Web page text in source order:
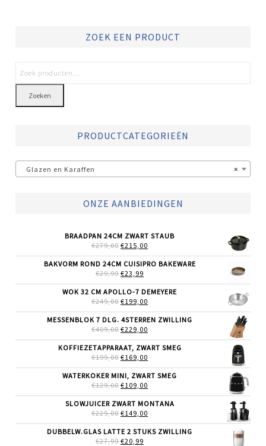
ZOEK EEN PRODUCT
Zoeken
PRODUCTCATEGORIEËN
×
Glazen en Karaffen
ONZE AANBIEDINGEN
BRAADPAN 24CM ZWART STAUB
€279,00 OORSPRONKELIJKE
WAS:
€279,00.
€215,00
IS:
BAKVORM ROND 24CM CUISIPRO BAKEWARE
€29,99 OORSPRONKELIJKE
WAS:
€29,99.
€23,99
IS:
€23,99.
WOK 32 CM APOLLO-7 DEMEYERE
€249,00 OORSPRONKELIJKE
WAS:
€249,00.
€199,00
IS:
MESSENBLOK 7 DLG. 4STERREN ZWILLING
€409,00 OORSPRONKELIJKE
WAS:
€409,00.
€229,00
IS:
KOFFIEZETAPPARAAT, ZWART SMEG
€199,00 OORSPRONKELIJKE
WAS:
€199,00.
€169,00
IS:
WATERKOKER MINI, ZWART SMEG
€129,00 OORSPRONKELIJKE
WAS:
€129,00.
€109,00
IS:
SLOWJUICER ZWART MONTANA
€229,00 OORSPRONKELIJKE
WAS:
€229,00.
€149,00
IS:
DUBBELW.GLAS LATTE 2 STUKS ZWILLING
€27,99 OORSPRONKELIJKE
€20,99